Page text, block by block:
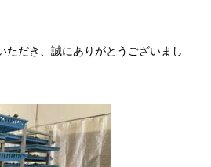
ただき、誠にありがとうございまし